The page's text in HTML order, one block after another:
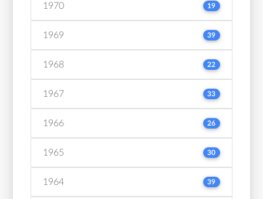
1970 19
1969 39
1968 22
1967 33
1966 26
1965 30
1964 39